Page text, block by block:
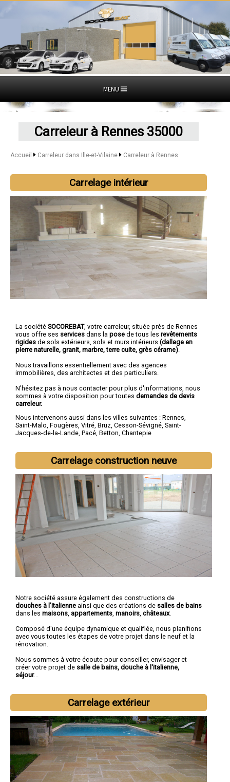
MENU
Carreleur à Rennes 35000
Accueil Carreleur dans Ille-et-Vilaine Carreleur à Rennes
Carrelage intérieur
La société SOCOREBAT, votre carreleur, située près de Rennes
vous offre ses services dans la pose de tous les revêtements
rigides de sols extérieurs, sols et murs intérieurs (dallage en
pierre naturelle, granit, marbre, terre cuite, grès cérame)
Nous travaillons essentiellement avec des agences
immobilières, des architectes et des particuliers.
N'hésitez pas à nous contacter pour plus d'informations, nous
sommes à votre disposition pour toutes demandes de devis
carreleur.
Nous intervenons aussi dans les villes suivantes : Rennes,
Saint-Malo, Fougères, Vitré, Bruz, Cesson-Sévigné, Saint-
Jacques-de-la-Lande, Pacé, Betton, Chantepie
Carrelage construction neuve
Notre société assure également des constructions de
douches à l'italienne ainsi que des créations de salles de bains
dans les maisons, appartements, manoirs, châteaux.
Composé d'une équipe dynamique et qualifiée, nous planifions
avec vous toutes les étapes de votre projet dans le neuf et la
rénovation.
Nous sommes à votre écoute pour conseiller, envisager et
créer votre projet de salle de bains, douche à l'italienne,
séjour...
Carrelage extérieur